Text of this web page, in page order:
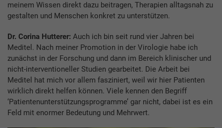
meinem Wissen direkt dazu beitragen, Therapien alltagsnah zu
gestalten und Menschen konkret zu unterstützen.
Dr. Corina Hutterer: Auch ich bin seit rund vier Jahren bei
Meditel. Nach meiner Promotion in der Virologie habe ich
zunächst in der Forschung und dann im Bereich klinischer und
nicht-interventioneller Studien gearbeitet. Die Arbeit bei
Meditel hat mich vor allem fasziniert, weil wir hier Patienten
wirklich direkt helfen können. Viele kennen den Begriff
‘Patientenunterstützungsprogramme’ gar nicht, dabei ist es ein
Feld mit enormer Bedeutung und Mehrwert.